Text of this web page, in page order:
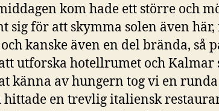
kom hade ett större och
sig för att skymma solen även här,
kanske även en del brända, så
utforska hotellrumet och Kalmar
känna av hungern tog vi en
hittade en trevlig italiensk